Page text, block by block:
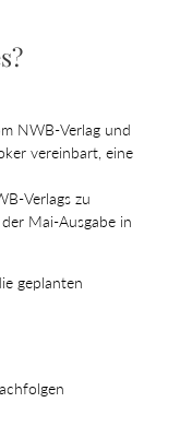
NWB-Verlag und
vereinbart, eine
Verlags zu
Mai-Ausgabe in
geplanten